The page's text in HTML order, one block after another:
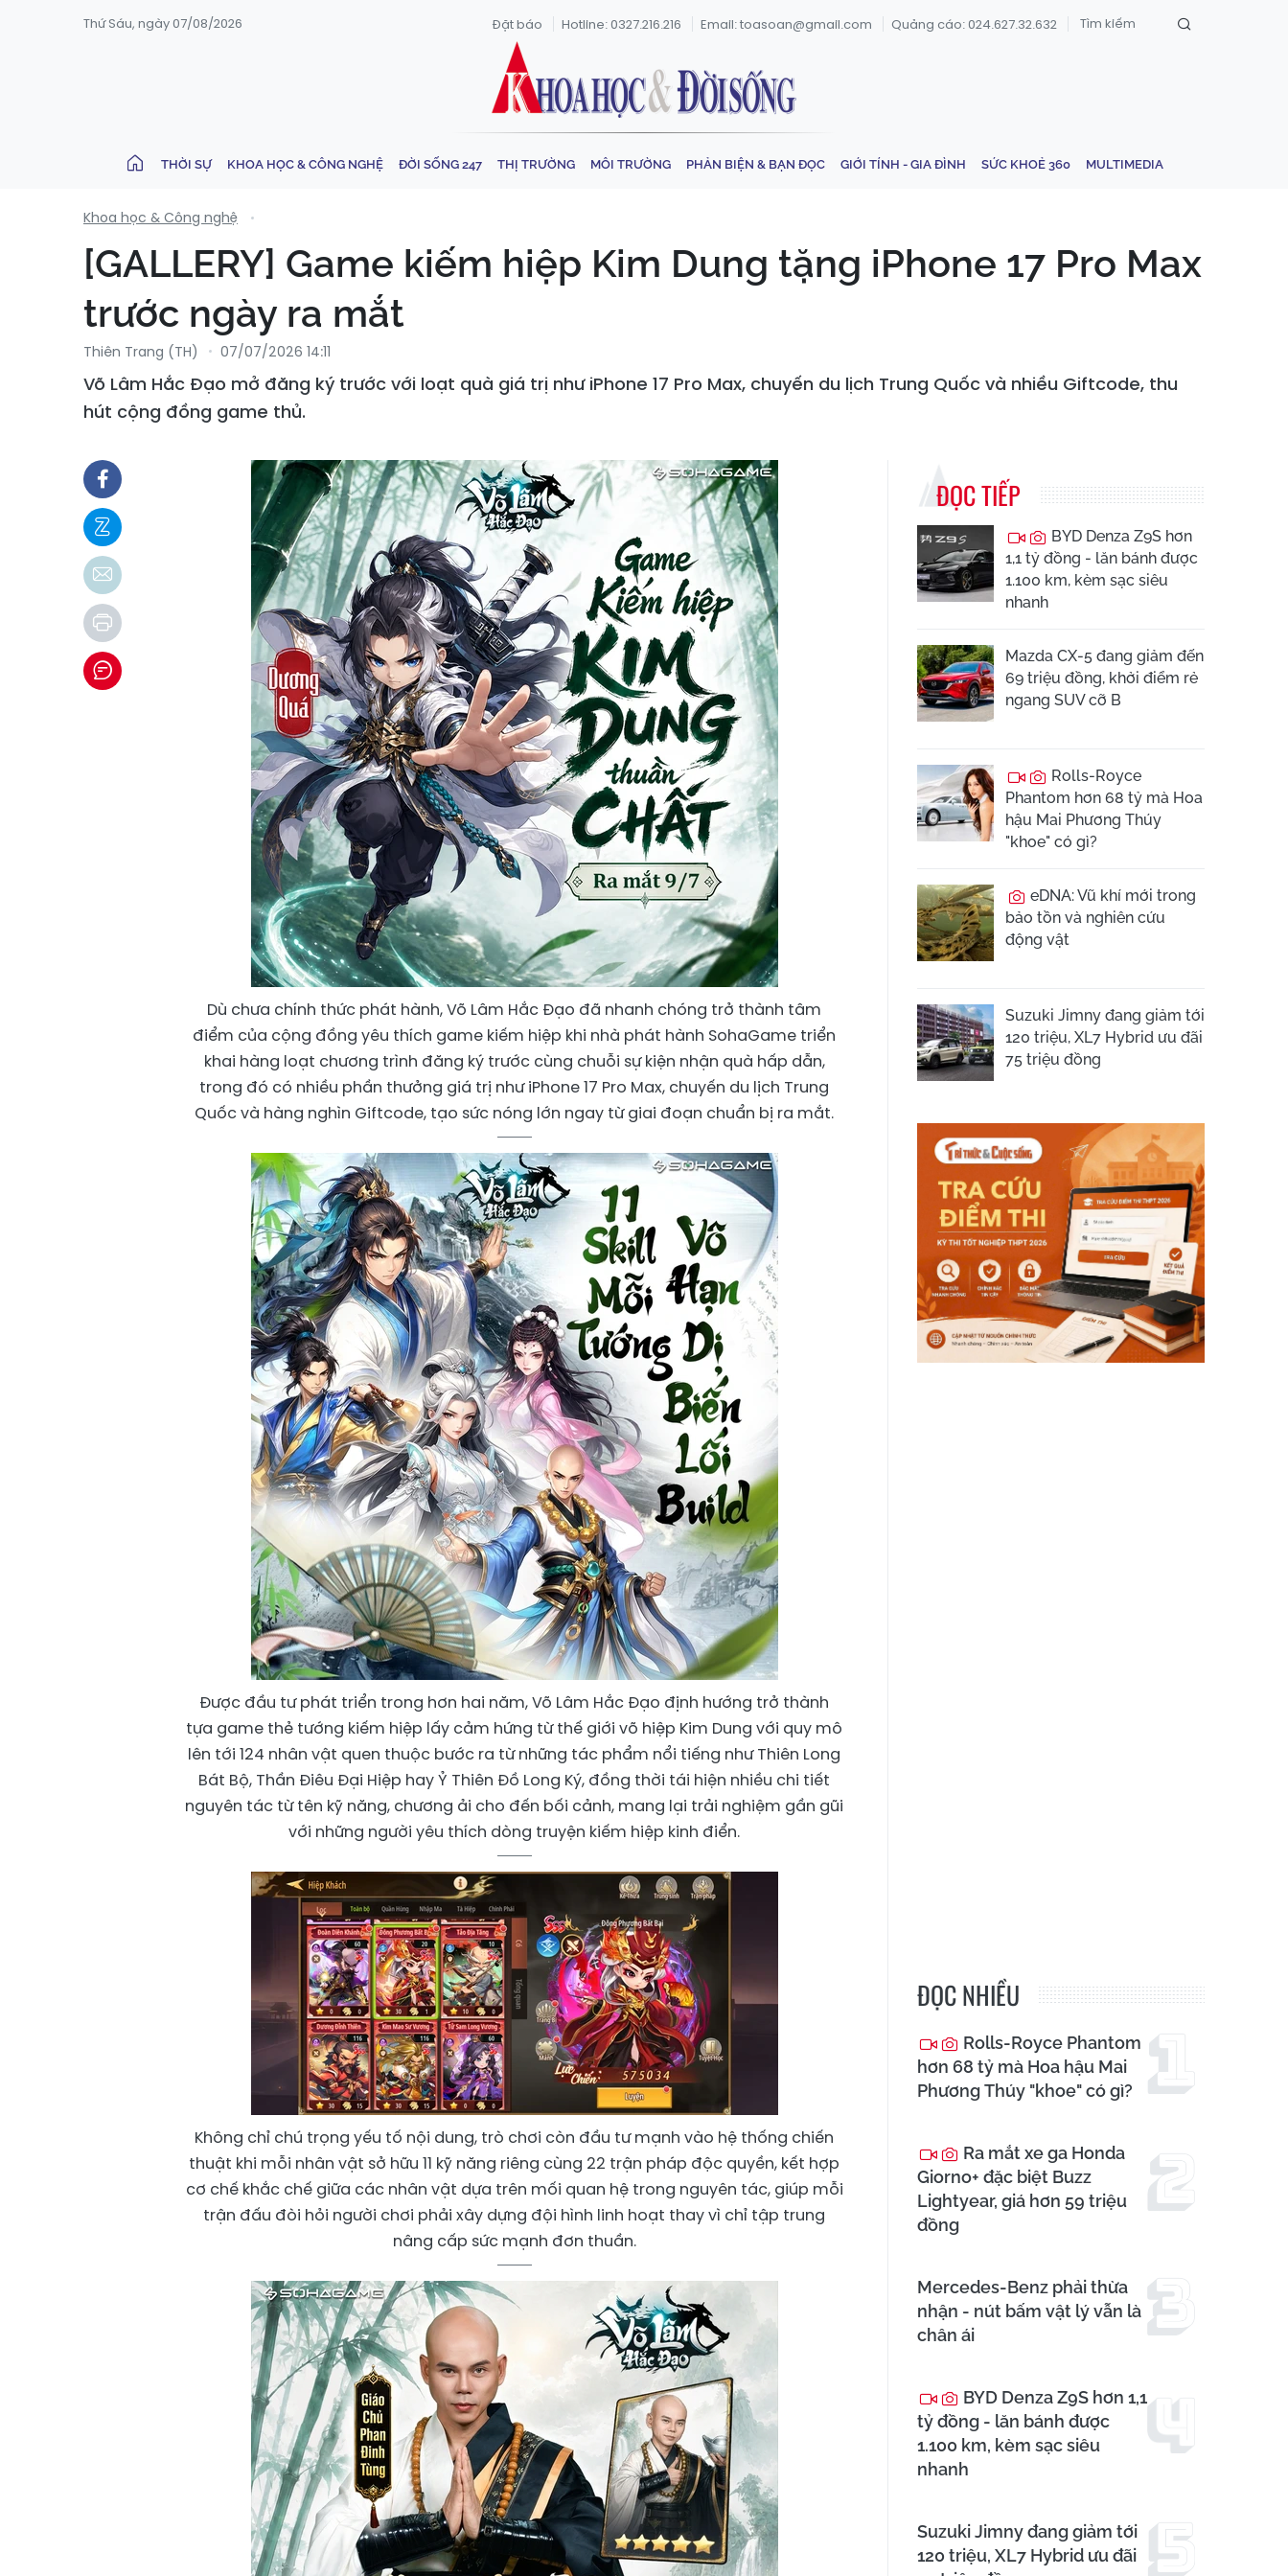
Thứ Sáu, ngày 07/08/2026 Đặt báo Hotline: 0327.216.216 Email: toasoan@gmail.com Quảng cáo: 024.627.32.632
THỜI SỰ KHOA HỌC & CÔNG NGHỆ ĐỜI SỐNG 247 THỊ TRƯỜNG MÔI TRƯỜNG PHẢN BIỆN & BẠN ĐỌC GIỚI TÍNH - GIA ĐÌNH SỨC KHOẺ 360 MULTIMEDIA
Khoa học & Công nghệ
[GALLERY] Game kiếm hiệp Kim Dung tặng iPhone 17 Pro Max
trước ngày ra mắt
Thiên Trang (TH) 07/07/2026 14:11
Võ Lâm Hắc Đạo mở đăng ký trước với loạt quà giá trị như iPhone 17 Pro Max, chuyến du lịch Trung Quốc và nhiều Giftcode, thu
hút cộng đồng game thủ.
Dù chưa chính thức phát hành, Võ Lâm Hắc Đạo đã nhanh chóng trở thành tâm
điểm của cộng đồng yêu thích game kiếm hiệp khi nhà phát hành SohaGame triển
khai hàng loạt chương trình đăng ký trước cùng chuỗi sự kiện nhận quà hấp dẫn,
trong đó có nhiều phần thưởng giá trị như iPhone 17 Pro Max, chuyến du lịch Trung
Quốc và hàng nghìn Giftcode, tạo sức nóng lớn ngay từ giai đoạn chuẩn bị ra mắt.
Được đầu tư phát triển trong hơn hai năm, Võ Lâm Hắc Đạo định hướng trở thành
tựa game thẻ tướng kiếm hiệp lấy cảm hứng từ thế giới võ hiệp Kim Dung với quy mô
lên tới 124 nhân vật quen thuộc bước ra từ những tác phẩm nổi tiếng như Thiên Long
Bát Bộ, Thần Điêu Đại Hiệp hay Ỷ Thiên Đồ Long Ký, đồng thời tái hiện nhiều chi tiết
nguyên tác từ tên kỹ năng, chương ải cho đến bối cảnh, mang lại trải nghiệm gần gũi
với những người yêu thích dòng truyện kiếm hiệp kinh điển.
Không chỉ chú trọng yếu tố nội dung, trò chơi còn đầu tư mạnh vào hệ thống chiến
thuật khi mỗi nhân vật sở hữu 11 kỹ năng riêng cùng 22 trận pháp độc quyền, kết hợp
cơ chế khắc chế giữa các nhân vật dựa trên mối quan hệ trong nguyên tác, giúp mỗi
trận đấu đòi hỏi người chơi phải xây dựng đội hình linh hoạt thay vì chỉ tập trung
nâng cấp sức mạnh đơn thuần.
ĐỌC TIẾP
BYD Denza Z9S hơn
1,1 tỷ đồng - lăn bánh được
1.100 km, kèm sạc siêu
nhanh
Mazda CX-5 đang giảm đến
69 triệu đồng, khởi điểm rẻ
ngang SUV cỡ B
Rolls-Royce
Phantom hơn 68 tỷ mà Hoa
hậu Mai Phương Thúy
"khoe" có gì?
eDNA: Vũ khí mới trong
bảo tồn và nghiên cứu
động vật
Suzuki Jimny đang giảm tới
120 triệu, XL7 Hybrid ưu đãi
75 triệu đồng
ĐỌC NHIỀU
Rolls-Royce Phantom
hơn 68 tỷ mà Hoa hậu Mai
Phương Thúy "khoe" có gì?
Ra mắt xe ga Honda
Giorno+ đặc biệt Buzz
Lightyear, giá hơn 59 triệu
đồng
Mercedes-Benz phải thừa
nhận - nút bấm vật lý vẫn là
chân ái
BYD Denza Z9S hơn 1,1
tỷ đồng - lăn bánh được
1.100 km, kèm sạc siêu
nhanh
Suzuki Jimny đang giảm tới
120 triệu, XL7 Hybrid ưu đãi